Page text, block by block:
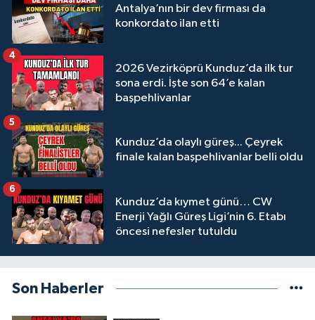
Antalya’nın bir dev firması da
konkordato ilan etti
2026 Vezirköprü Kunduz’da ilk tur
sona erdi. İşte son 64’e kalan
başpehlivanlar
4
Kunduz’da olaylı güreş... Çeyrek
finale kalan başpehlivanlar belli oldu
5
Kunduz’da kıymet günü… CW
Enerji Yağlı Güreş Ligi’nin 6. Etabı
öncesi nefesler tutuldu
6
Son Haberler